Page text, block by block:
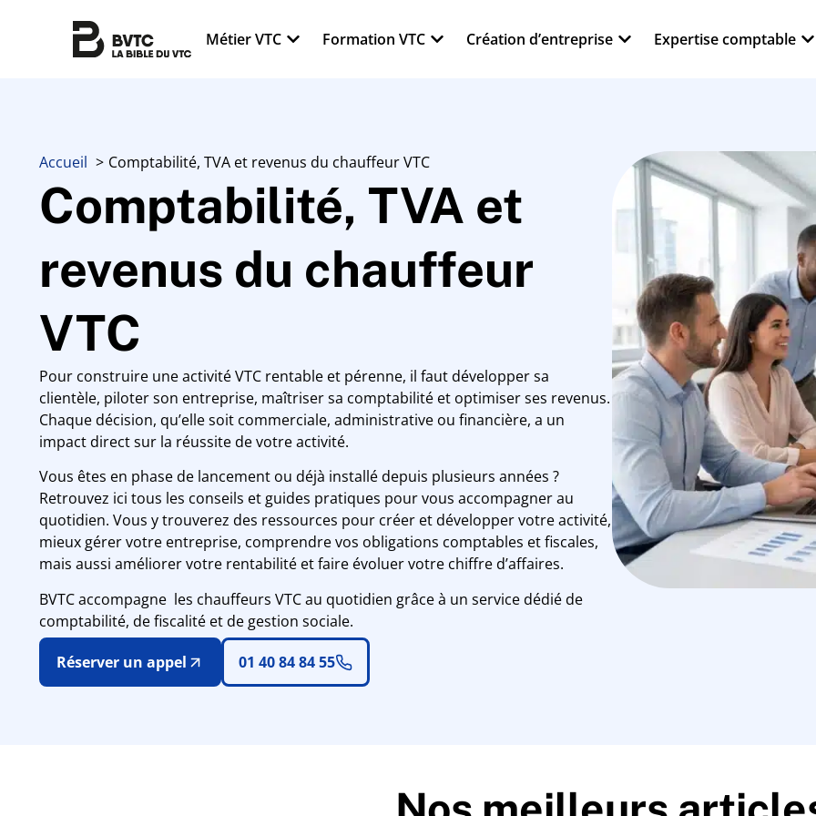
Métier VTC Formation VTC Création d’entreprise Expertise comptable
Accueil Comptabilité, TVA et revenus du chauffeur VTC
Comptabilité, TVA et
revenus du chauffeur
VTC
Pour construire une activité VTC rentable et pérenne, il faut développer sa
clientèle, piloter son entreprise, maîtriser sa comptabilité et optimiser ses revenus.
Chaque décision, qu’elle soit commerciale, administrative ou financière, a un
impact direct sur la réussite de votre activité.
Vous êtes en phase de lancement ou déjà installé depuis plusieurs années ?
Retrouvez ici tous les conseils et guides pratiques pour vous accompagner au
quotidien. Vous y trouverez des ressources pour créer et développer votre activité,
mieux gérer votre entreprise, comprendre vos obligations comptables et fiscales,
mais aussi améliorer votre rentabilité et faire évoluer votre chiffre d’affaires.
BVTC accompagne les chauffeurs VTC au quotidien grâce à un service dédié de
comptabilité, de fiscalité et de gestion sociale.
Réserver un appel 01 40 84 84 55